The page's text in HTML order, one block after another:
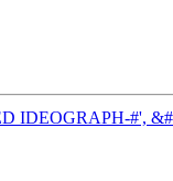
IDEOGRAPH-#',